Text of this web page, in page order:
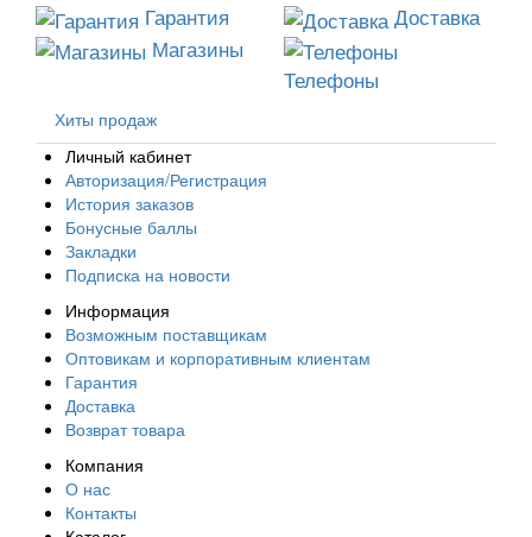
Гарантия
Доставка
Магазины
Телефоны
Хиты продаж
Личный кабинет
Авторизация/Регистрация
История заказов
Бонусные баллы
Закладки
Подписка на новости
Информация
Возможным поставщикам
Оптовикам и корпоративным клиентам
Гарантия
Доставка
Возврат товара
Компания
О нас
Контакты